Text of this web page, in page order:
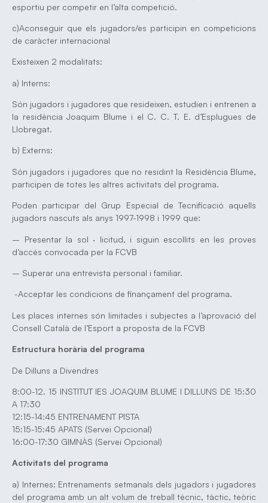
esportiu per competir en l’alta competició.
c)Aconseguir que els jugadors/es participin en competicions
de caràcter internacional
Existeixen 2 modalitats:
a) Interns:
Són jugadors i jugadores que resideixen, estudien i entrenen a
la residència Joaquim Blume i el C. C. T. E. d’Esplugues de
Llobregat.
b) Externs:
Són jugadors i jugadores que no residint la Residència Blume,
participen de totes les altres activitats del programa.
Poden participar del Grup Especial de Tecnificació aquells
jugadors nascuts als anys 1997-1998 i 1999 que:
– Presentar la sol · licitud, i siguin escollits en les proves
d’accés convocada per la FCVB
– Superar una entrevista personal i familiar.
-Acceptar les condicions de finançament del programa.
Les places internes són limitades i subjectes a l’aprovació del
Consell Català de l’Esport a proposta de la FCVB
Estructura horària del programa
De Dilluns a Divendres
8:00-12. 15 INSTITUT IES JOAQUIM BLUME I DILLUNS DE 15:30
A 17:30
12:15-14:45 ENTRENAMENT PISTA
15:15-15:45 APATS (Servei Opcional)
16:00-17:30 GIMNÀS (Servei Opcional)
Activitats del programa
a) Internes: Entrenaments setmanals dels jugadors i jugadores
del programa amb un alt volum de treball tècnic, tàctic, teòric